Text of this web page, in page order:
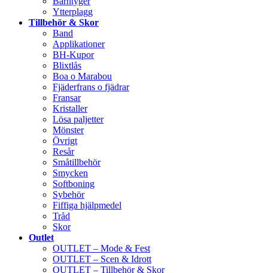
Ytterplagg
Tillbehör & Skor
Band
Applikationer
BH-Kupor
Blixtlås
Boa o Marabou
Fjäderfrans o fjädrar
Fransar
Kristaller
Lösa paljetter
Mönster
Övrigt
Resår
Småtillbehör
Smycken
Softboning
Sybehör
Fiffiga hjälpmedel
Tråd
Skor
Outlet
OUTLET – Mode & Fest
OUTLET – Scen & Idrott
OUTLET – Tillbehör & Skor